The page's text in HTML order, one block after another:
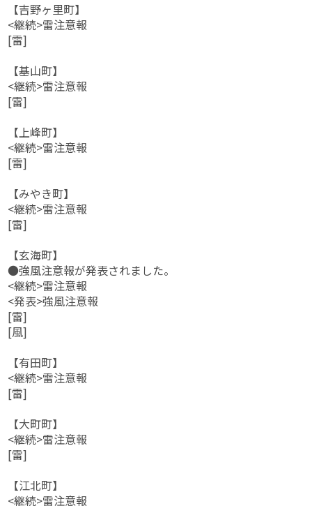
【吉野ヶ里町】
<継続>雷注意報
[雷]
【基山町】
<継続>雷注意報
[雷]
【上峰町】
<継続>雷注意報
[雷]
【みやき町】
<継続>雷注意報
[雷]
【玄海町】
●強風注意報が発表されました。
<継続>雷注意報
<発表>強風注意報
[雷]
[風]
【有田町】
<継続>雷注意報
[雷]
【大町町】
<継続>雷注意報
[雷]
【江北町】
<継続>雷注意報